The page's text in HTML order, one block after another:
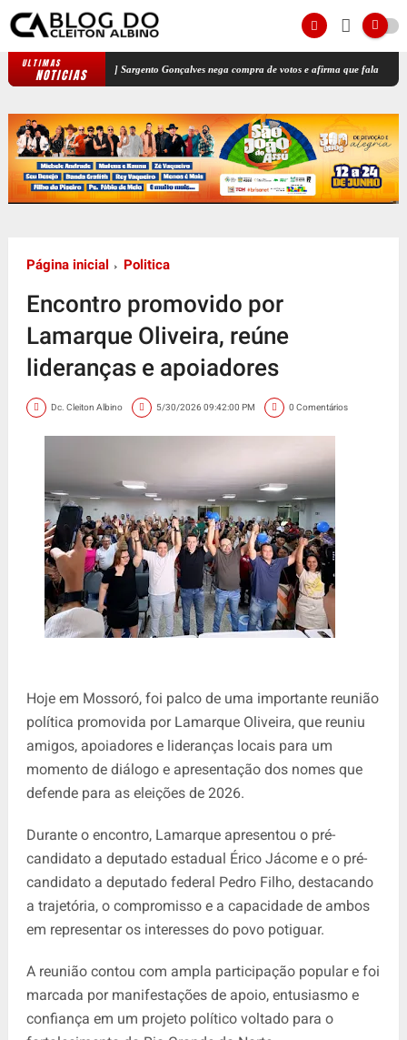
ULTIMAS
NOTICIAS
[VÍDEO] Sargento Gonçalves nega compra de votos e afirma que fala foi tirada de
Página inicial Politica
Encontro promovido por
Lamarque Oliveira, reúne
lideranças e apoiadores
Dc. Cleiton Albino 5/30/2026 09:42:00 PM 0 Comentários
Hoje em Mossoró, foi palco de uma importante reunião
política promovida por Lamarque Oliveira, que reuniu
amigos, apoiadores e lideranças locais para um
momento de diálogo e apresentação dos nomes que
defende para as eleições de 2026.
Durante o encontro, Lamarque apresentou o pré-
candidato a deputado estadual Érico Jácome e o pré-
candidato a deputado federal Pedro Filho, destacando
a trajetória, o compromisso e a capacidade de ambos
em representar os interesses do povo potiguar.
A reunião contou com ampla participação popular e foi
marcada por manifestações de apoio, entusiasmo e
confiança em um projeto político voltado para o